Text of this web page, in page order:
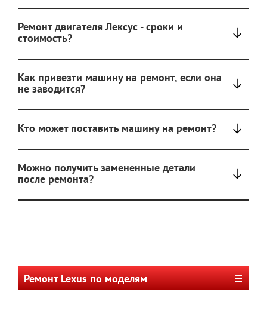
Ремонт двигателя Лексус - сроки и
стоимость?
Как привезти машину на ремонт, если она
не заводится?
Кто может поставить машину на ремонт?
Можно получить замененные детали
после ремонта?
Ремонт Lexus по моделям